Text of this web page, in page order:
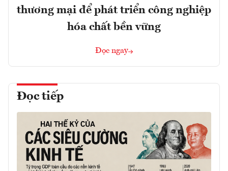
thương mại để phát triển công nghiệp
hóa chất bền vững
Đọc ngay
Đọc tiếp